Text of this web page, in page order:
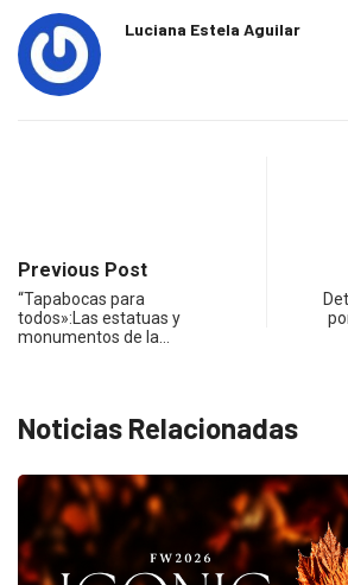
Luciana Estela Aguilar
Previous Post
“Tapabocas para
todos»:Las estatuas y
monumentos de la…
Noticias Relacionadas